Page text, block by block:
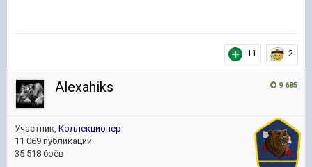
11 2
9 685
Alexahiks
Участник, Коллекционер
11 069 публикаций
35 518 боёв